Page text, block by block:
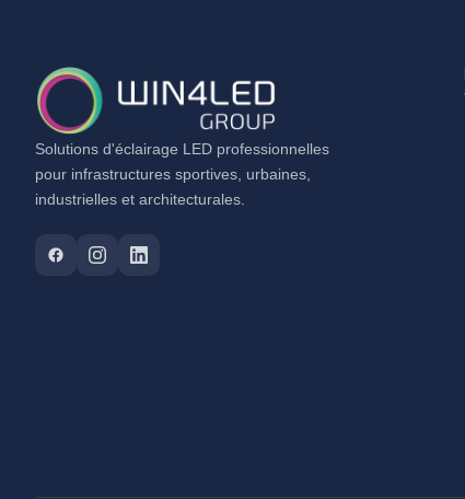
Solutions d'éclairage LED professionnelles
pour infrastructures sportives, urbaines,
industrielles et architecturales.